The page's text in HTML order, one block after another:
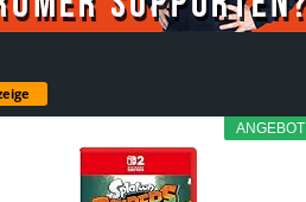
ANGEBOT